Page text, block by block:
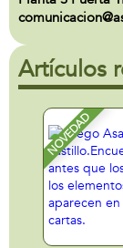
Artículos
NOVEDAD